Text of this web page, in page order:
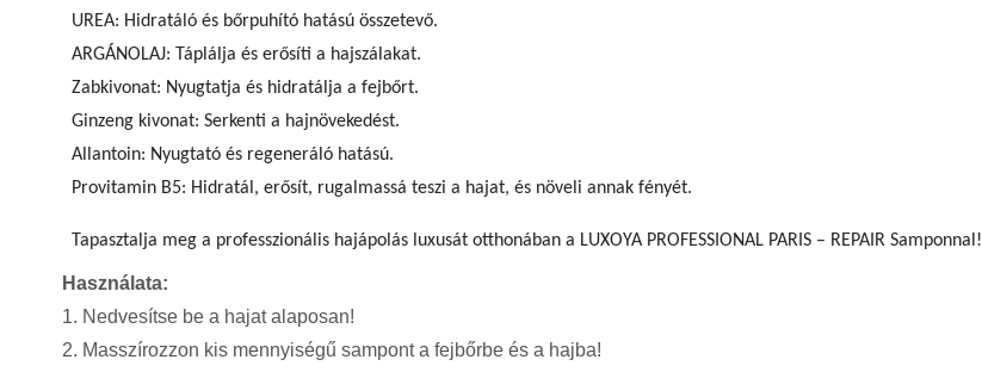
UREA: Hidratáló és bőrpuhító hatású összetevő.
ARGÁNOLAJ: Táplálja és erősíti a hajszálakat.
Zabkivonat: Nyugtatja és hidratálja a fejbőrt.
Ginzeng kivonat: Serkenti a hajnövekedést.
Allantoin: Nyugtató és regeneráló hatású.
Provitamin B5: Hidratál, erősít, rugalmassá teszi a hajat, és növeli annak fényét.
Tapasztalja meg a professzionális hajápolás luxusát otthonában a LUXOYA PROFESSIONAL PARIS – REPAIR Samponnal!
Használata:
1. Nedvesítse be a hajat alaposan!
2. Masszírozzon kis mennyiségű sampont a fejbőrbe és a hajba!